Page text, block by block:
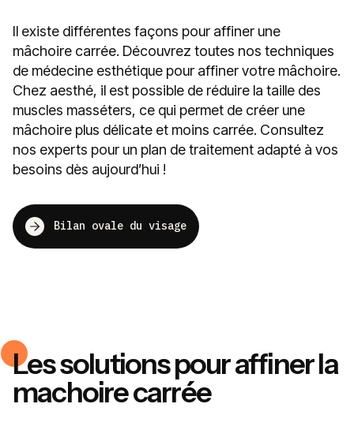
Il existe différentes façons pour affiner une
mâchoire carrée. Découvrez toutes nos techniques
de médecine esthétique pour affiner votre mâchoire.
Chez aesthé, il est possible de réduire la taille des
muscles masséters, ce qui permet de créer une
mâchoire plus délicate et moins carrée. Consultez
nos experts pour un plan de traitement adapté à vos
besoins dès aujourd’hui !
Bilan ovale du visage
Les solutions pour affiner la
machoire carrée